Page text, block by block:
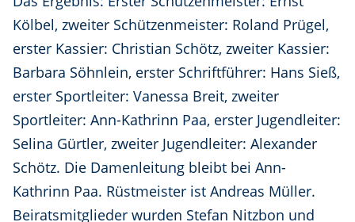
Kölbel, zweiter Schützenmeister: Roland Prügel,
erster Kassier: Christian Schötz, zweiter Kassier:
Barbara Söhnlein, erster Schriftführer: Hans Sieß,
erster Sportleiter: Vanessa Breit, zweiter
Sportleiter: Ann-Kathrinn Paa, erster Jugendleiter:
Selina Gürtler, zweiter Jugendleiter: Alexander
Schötz. Die Damenleitung bleibt bei Ann-
Kathrinn Paa. Rüstmeister ist Andreas Müller.
Beiratsmitglieder wurden Stefan Nitzbon und